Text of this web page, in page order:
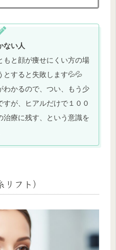
ない人
もと顔が痩せにくい方の場
とすると失敗します💦💦
わかるので、つい、もう少
が、ヒアルだけで１００
治療に残す、という意識を
フト）